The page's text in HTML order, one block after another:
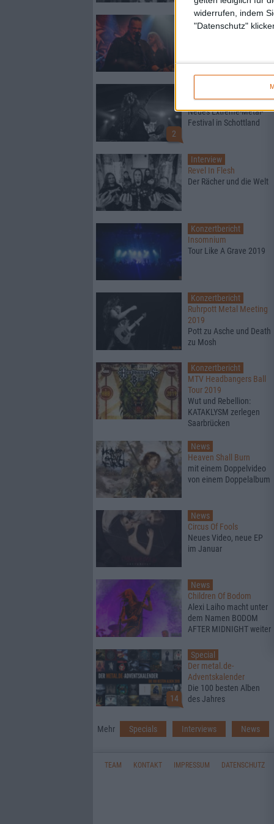
widerrufen, indem
"Datenschutz"
Konzertbericht
Månegarm & Einherjer
2
Darkness Guides Us
Neues Extreme-Metal-
Festival in Schottland
Interview
Revel In Flesh
Der Rächer und die Welt
Konzertbericht
Insomnium
Tour Like A Grave 2019
Konzertbericht
Ruhrpott Metal Meeting
2019
Pott zu Asche und Death
zu Mosh
Konzertbericht
MTV Headbangers Ball
Tour 2019
Wut und Rebellion:
KATAKLYSM zerlegen
Saarbrücken
News
Heaven Shall Burn
mit einem Doppelvideo
von einem Doppelalbum
News
Circus Of Fools
Neues Video, neue EP
im Januar
News
Children Of Bodom
Alexi Laiho macht unter
dem Namen BODOM
AFTER MIDNIGHT weiter
14
Special
Der metal.de-
Adventskalender
Die 100 besten Alben
des Jahres
Mehr Specials Interviews News
TEAM KONTAKT IMPRESSUM DATENSCHUTZ